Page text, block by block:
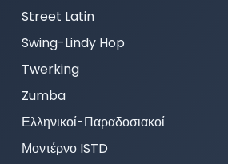
Street Latin
Swing-Lindy Hop
Twerking
Zumba
Ελληνικοί-Παραδοσιακοί
Μοντέρνο ISTD